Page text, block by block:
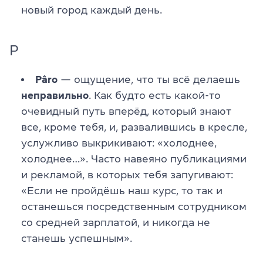
новый город каждый день.
P
Pâro — ощущение, что ты всё делаешь
неправильно . Как будто есть какой-то
очевидный путь вперёд, который знают
все, кроме тебя, и, развалившись в кресле,
услужливо выкрикивают: «холоднее,
холоднее…». Часто навеяно публикациями
и рекламой, в которых тебя запугивают:
«Если не пройдёшь наш курс, то так и
останешься посредственным сотрудником
со средней зарплатой, и никогда не
станешь успешным».